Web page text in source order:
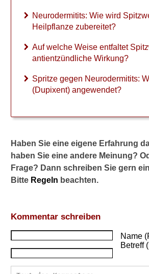
Neurodermitits: Wie wird
Heilpflanze zubereitet?
Auf welche Weise entfaltet
antientzündliche Wirkung?
Spritze gegen Neurodermitits:
(Dupixent) angewendet?
Haben Sie eine eigene Erfahrung
haben Sie eine andere Meinung?
Frage? Dann schreiben Sie gern
Bitte Regeln beachten.
Kommentar schreiben
Name
Betreff
m
i
i
s
P
i
c
l
m
u
e
r
T
a
c
r